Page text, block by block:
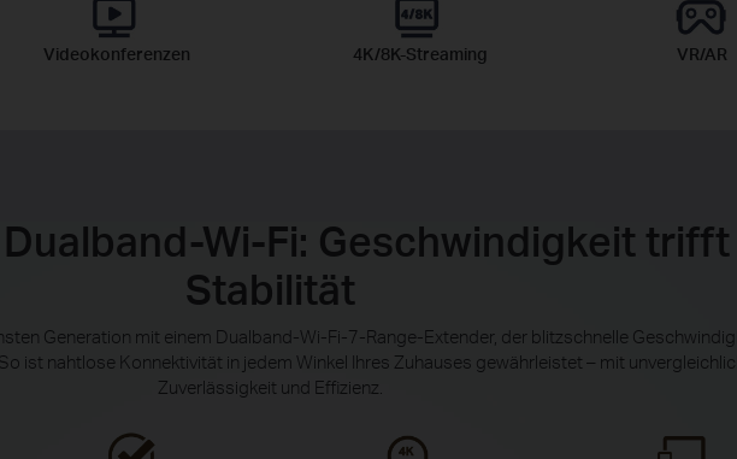
Videokonferenzen 4K/8K-Streaming VR/AR
Wi-Fi: Geschwindigkeit trifft
Stabilität
Generation mit einem Dualband-Wi-Fi-7-Range-Extender, der blitzschnelle
ist nahtlose Konnektivität in jedem Winkel Ihres Zuhauses gewährleistet – mit
Zuverlässigkeit und Effizienz.